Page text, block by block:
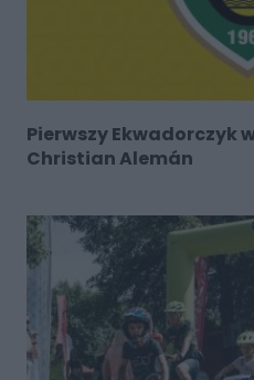
Pierwszy Ekwadorczyk
Christian Alemán